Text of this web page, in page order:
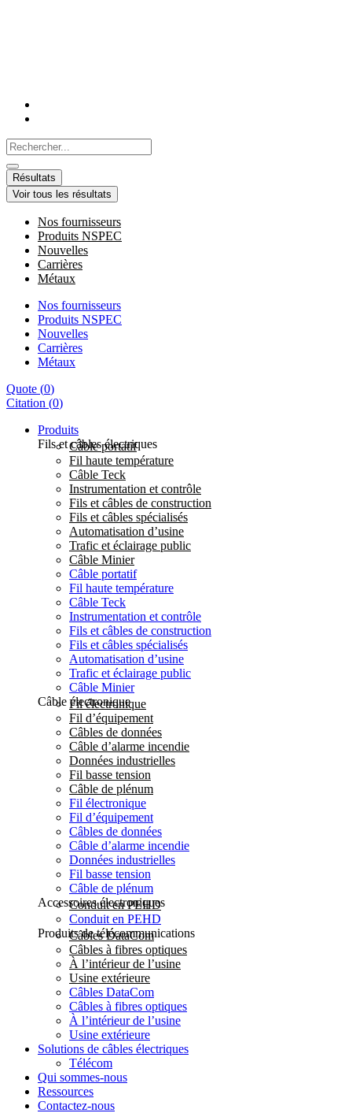
Search
...
Résultats
Voir tous les résultats
Nos fournisseurs
Produits NSPEC
Nouvelles
Carrières
Métaux
Nos fournisseurs
Produits NSPEC
Nouvelles
Carrières
Métaux
Quote (0)
Citation (0)
Produits
Fils et câbles électriques
Câble portatif
Fil haute température
Câble Teck
Instrumentation et contrôle
Fils et câbles de construction
Fils et câbles spécialisés
Automatisation d’usine
Trafic et éclairage public
Câble Minier
Câble portatif
Fil haute température
Câble Teck
Instrumentation et contrôle
Fils et câbles de construction
Fils et câbles spécialisés
Automatisation d’usine
Trafic et éclairage public
Câble Minier
Câble électronique
Fil électronique
Fil d’équipement
Câbles de données
Câble d’alarme incendie
Données industrielles
Fil basse tension
Câble de plénum
Fil électronique
Fil d’équipement
Câbles de données
Câble d’alarme incendie
Données industrielles
Fil basse tension
Câble de plénum
Accessoires électroniques
Conduit en PEHD
Conduit en PEHD
Produits de télécommunications
Câbles DataCom
Câbles à fibres optiques
À l’intérieur de l’usine
Usine extérieure
Câbles DataCom
Câbles à fibres optiques
À l’intérieur de l’usine
Usine extérieure
Solutions de câbles électriques
Télécom
Qui sommes-nous
Ressources
Contactez-nous